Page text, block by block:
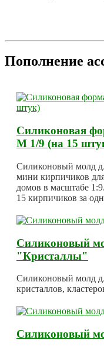
Пополнение
Силиконовая
М 1/9 (на 15
Силиконовый молд
мини кирпичиков
домов в масштабе
15 кирпичиков за
Силиконовый
"Кристаллы"
Силиконовый молд
кристаллов,
Силиконовый